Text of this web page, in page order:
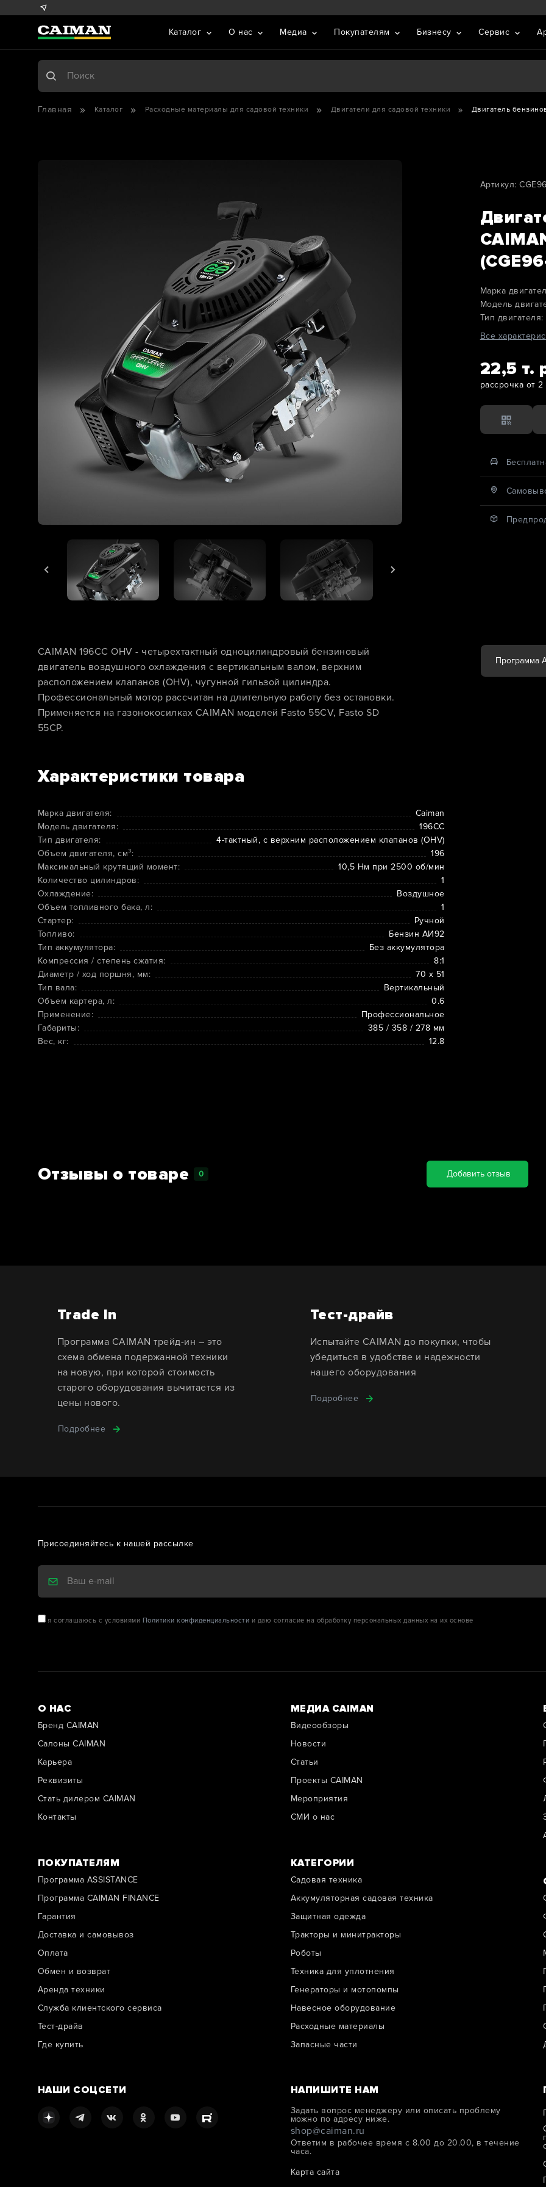
Каталог О нас Медиа Покупателям Бизнесу Сервис
Главная Каталог Расходные материалы для садовой техники Двигатели для садовой техники Двигатель
Артикул:
Марка
Модель
Тип двигателя:
Все
22,5 т.
рассрочка от
CAIMAN 196CC OHV - четырехтактный одноцилиндровый бензиновый
двигатель воздушного охлаждения с вертикальным валом, верхним
расположением клапанов (OHV), чугунной гильзой цилиндра.
Профессиональный мотор рассчитан на длительную работу без остановки.
Применяется на газонокосилках CAIMAN моделей Fasto 55CV, Fasto SD
55CP.
Программа
Характеристики товара
Марка двигателя:
Caiman
Модель двигателя:
196CC
Тип двигателя:
4-тактный, с верхним расположением клапанов (OHV)
Объем двигателя, см³:
196
Максимальный крутящий момент:
10,5 Нм при 2500 об/мин
Количество цилиндров:
1
Охлаждение:
Воздушное
Объем топливного бака, л:
1
Стартер:
Ручной
Топливо:
Бензин АИ92
Тип аккумулятора:
Без аккумулятора
Компрессия / степень сжатия:
8:1
Диаметр / ход поршня, мм:
70 х 51
Тип вала:
Вертикальный
Объем картера, л:
0.6
Применение:
Профессиональное
Габариты:
385 / 358 / 278 мм
Вес, кг:
12.8
Отзывы о товаре 0 Добавить отзыв
Trade In
Программа CAIMAN трейд-ин – это
схема обмена подержанной техники
на новую, при которой стоимость
старого оборудования вычитается из
цены нового.
Подробнее
Тест-драйв
Испытайте CAIMAN до покупки, чтобы
убедиться в удобстве и надежности
нашего оборудования
Подробнее
Присоединяйтесь к нашей рассылке
я соглашаюсь с условиями Политики конфиденциальности и даю согласие на обработку персональных данных на их основе
О НАС
Бренд CAIMAN
Салоны CAIMAN
Карьера
Реквизиты
Стать дилером CAIMAN
Контакты
ПОКУПАТЕЛЯМ
Программа ASSISTANCE
Программа CAIMAN FINANCE
Гарантия
Доставка и самовывоз
Оплата
Обмен и возврат
Аренда техники
Служба клиентского сервиса
Тест-драйв
Где купить
МЕДИА CAIMAN
Видеообзоры
Новости
Cтатьи
Проекты CAIMAN
Мероприятия
СМИ о нас
КАТЕГОРИИ
Садовая техника
Аккумуляторная садовая техника
Защитная одежда
Тракторы и минитракторы
Роботы
Техника для уплотнения
Генераторы и мотопомпы
Навесное оборудование
Расходные материалы
Запасные части
НАШИ СОЦСЕТИ НАПИШИТЕ НАМ
Задать вопрос менеджеру или описать проблему
можно по адресу ниже.
shop@caiman.ru
Ответим в рабочее время с 8.00 до 20.00, в течение
часа.
Карта сайта